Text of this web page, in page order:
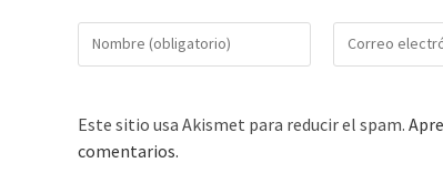
Este sitio usa Akismet para reducir el spam.
comentarios.